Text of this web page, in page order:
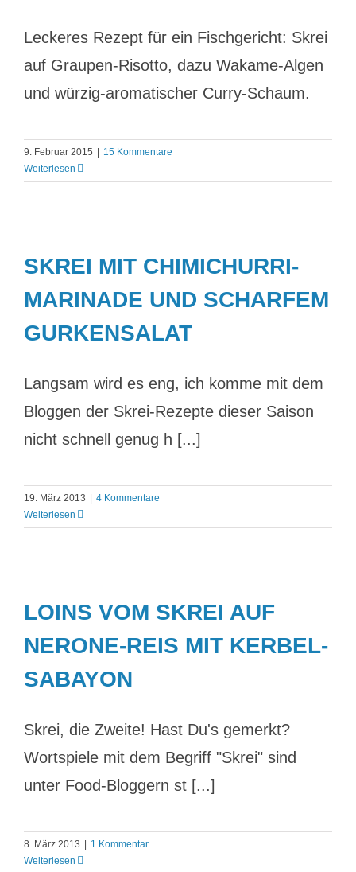
Leckeres Rezept für ein Fischgericht: Skrei
auf Graupen-Risotto, dazu Wakame-Algen
und würzig-aromatischer Curry-Schaum.
9. Februar 2015
15 Kommentare
Weiterlesen
SKREI MIT CHIMICHURRI-
MARINADE UND SCHARFEM
GURKENSALAT
Langsam wird es eng, ich komme mit dem
Bloggen der Skrei-Rezepte dieser Saison
nicht schnell genug h [...]
19. März 2013
4 Kommentare
Weiterlesen
LOINS VOM SKREI AUF
NERONE-REIS MIT KERBEL-
SABAYON
Skrei, die Zweite! Hast Du's gemerkt?
Wortspiele mit dem Begriff "Skrei" sind
unter Food-Bloggern st [...]
8. März 2013
1 Kommentar
Weiterlesen